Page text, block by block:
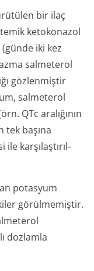
bir ilaç
ketokonazol
iki kez
salmeterol
gözlenmiştir
salmeterol
QTc aralığının
tek başına
karşılaştırıl­
potasyum
görülmemiştir.
dozlamla